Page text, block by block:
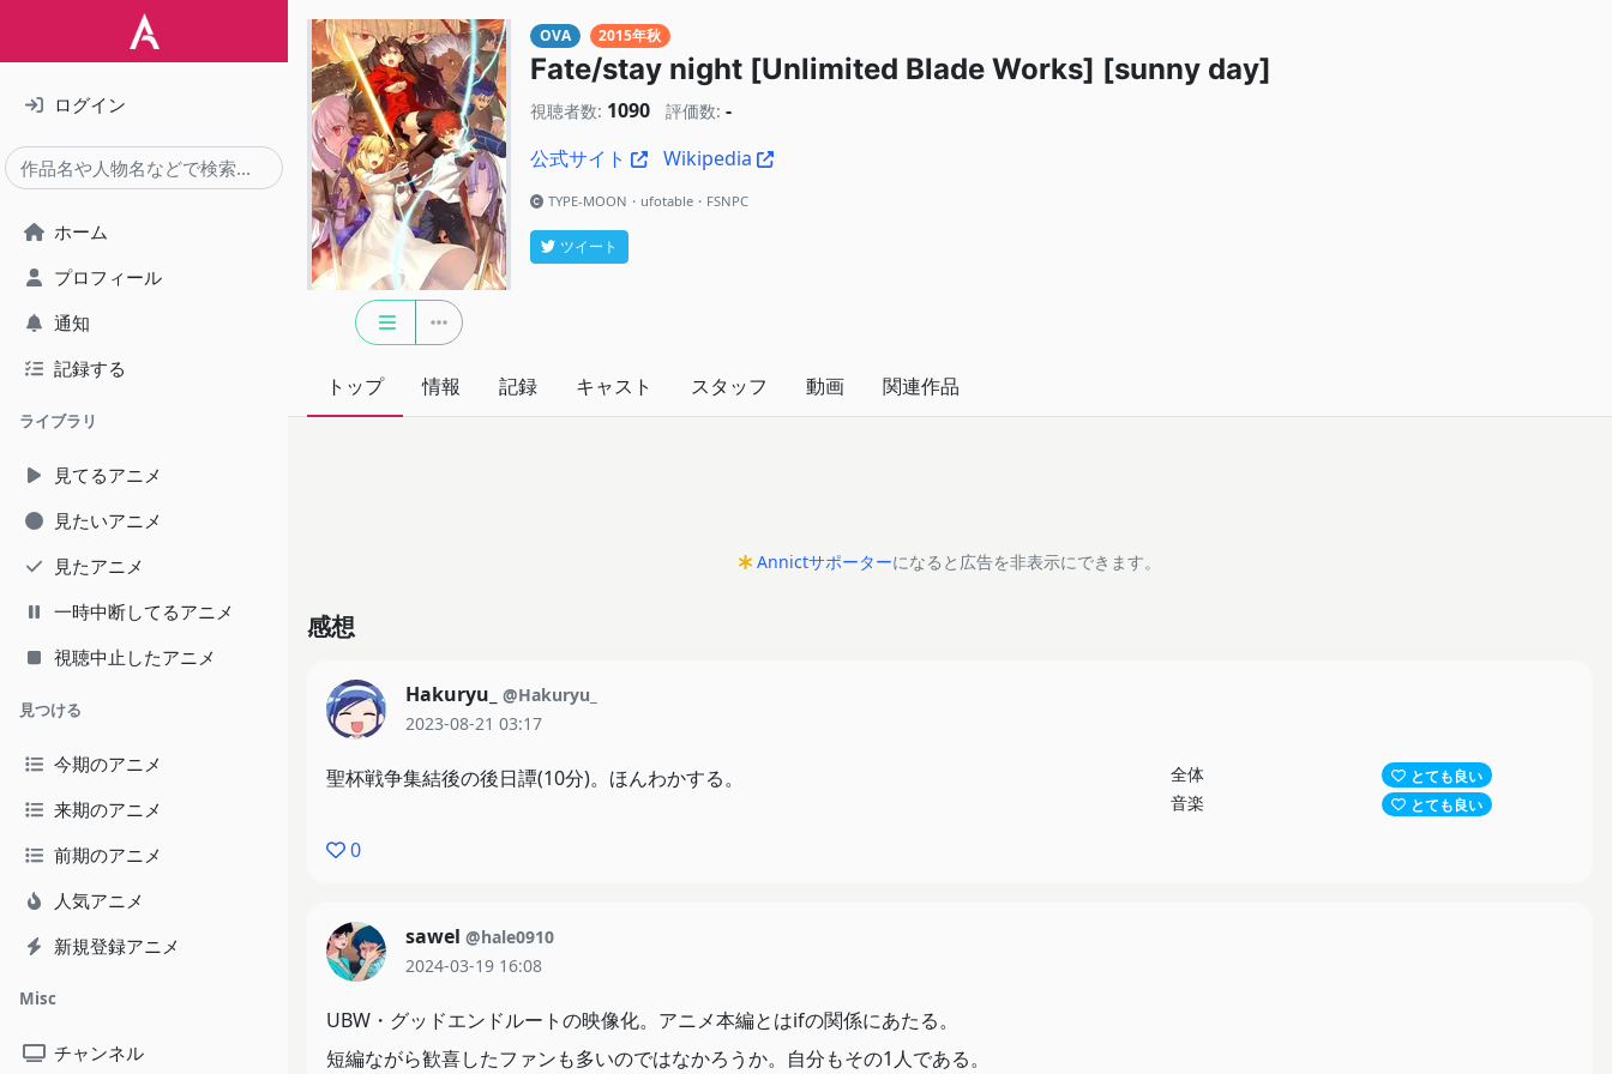
ログイン
ホーム
プロフィール
通知
記録する
ライブラリ
見てるアニメ
見たいアニメ
見たアニメ
一時中断してるアニメ
視聴中止したアニメ
見つける
今期のアニメ
来期のアニメ
前期のアニメ
人気アニメ
新規登録アニメ
Misc
チャンネル
OVA 2015年秋
Fate/stay night [Unlimited Blade Works] [sunny day]
視聴者数: 1090 評価数: -
公式サイト
Wikipedia
TYPE-MOON・ufotable・FSNPC
ツイート
トップ 情報 記録 キャスト スタッフ 動画 関連作品
Annictサポーターになると広告を非表示にできます。
感想
Hakuryu_
@Hakuryu_
2023-08-21 03:17
全体 とても良い
音楽 とても良い
聖杯戦争集結後の後日譚(10分)。ほんわかする。
0
sawel @hale0910
2024-03-19 16:08
UBW・グッドエンドルートの映像化。アニメ本編とはifの関係にあたる。
短編ながら歓喜したファンも多いのではなかろうか。自分もその1人である。